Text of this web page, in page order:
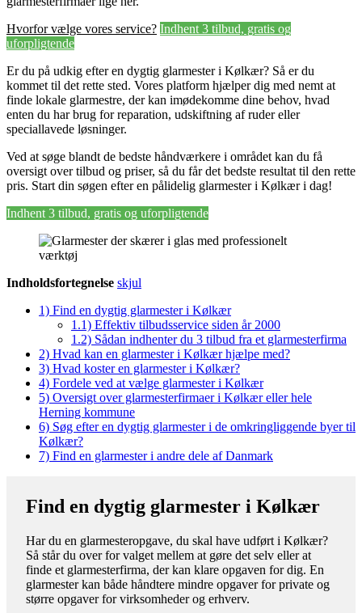
Hvorfor vælge vores service? Indhent 3 tilbud, gratis og
uforpligtende
Er du på udkig efter en dygtig glarmester i Kølkær? Så er du
kommet til det rette sted. Vores platform hjælper dig med nemt at
finde lokale glarmestre, der kan imødekomme dine behov, hvad
enten du har brug for reparation, udskiftning af ruder eller
speciallavede løsninger.
Ved at søge blandt de bedste håndværkere i området kan du få
oversigt over tilbud og priser, så du får det bedste resultat til den rette
pris. Start din søgen efter en pålidelig glarmester i Kølkær i dag!
Indhent 3 tilbud, gratis og uforpligtende
Indholdsfortegnelse skjul
1) Find en dygtig glarmester i Kølkær
1.1) Effektiv tilbudsservice siden år 2000
1.2) Sådan indhenter du 3 tilbud fra et glarmesterfirma
2) Hvad kan en glarmester i Kølkær hjælpe med?
3) Hvad koster en glarmester i Kølkær?
4) Fordele ved at vælge glarmester i Kølkær
5) Oversigt over glarmesterfirmaer i Kølkær eller hele
Herning kommune
6) Søg efter en dygtig glarmester i de omkringliggende byer til
Kølkær?
7) Find en glarmester i andre dele af Danmark
Find en dygtig glarmester i Kølkær
Har du en glarmesteropgave, du skal have udført i Kølkær?
Så står du over for valget mellem at gøre det selv eller at
finde et glarmesterfirma, der kan klare opgaven for dig. En
glarmester kan både håndtere mindre opgaver for private og
større opgaver for virksomheder og erhverv.